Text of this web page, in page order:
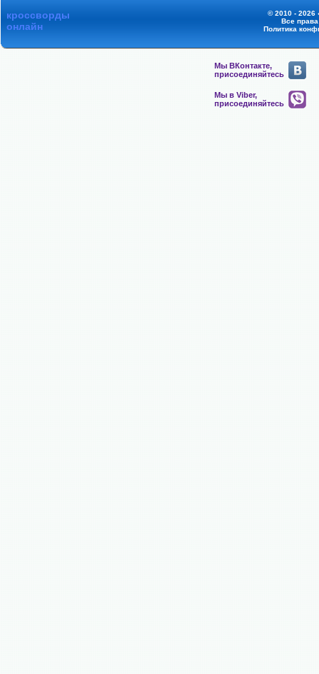
кроссворды
онлайн
© 2010 - 2026
Все
Политика
Мы ВКонтакте,
присоединяйтесь
Мы в Viber,
присоединяйтесь